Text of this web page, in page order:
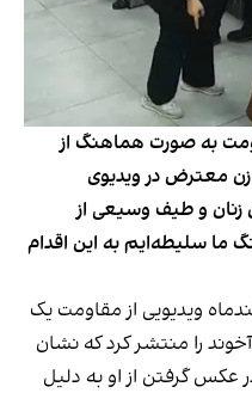
به صورت هماهنگ از
معترض در ویدیوی
زنان و طیف وسیعی از
ما سلیطه‌ایم به این اقدام
روز شنبه ۱۹ اسفند‌ماه ویدیویی از مقاومت یک
را منتشر کرد که نشان
عکس گرفتن از او به دلیل